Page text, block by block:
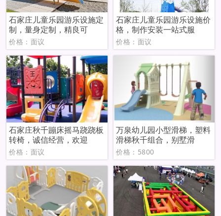
石家庄儿童乐园游乐设施定
制，量身定制，精良可
价格：面议
石家庄儿童乐园游乐设施价
格，制作安装一站式服
价格：面议
石家庄秋千蹦床摇马跷跷板
转椅，诚信经营，欢迎
价格：面议
万泉幼儿园小型滑梯，塑料
滑梯秋千组合，别墅滑
价格：5800